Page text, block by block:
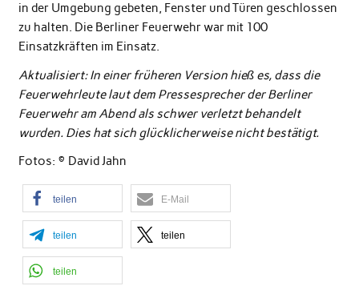
in der Umgebung gebeten, Fenster und Türen geschlossen
zu halten. Die Berliner Feuerwehr war mit 100
Einsatzkräften im Einsatz.
Aktualisiert: In einer früheren Version hieß es, dass die
Feuerwehrleute laut dem Pressesprecher der Berliner
Feuerwehr am Abend als schwer verletzt behandelt
wurden. Dies hat sich glücklicherweise nicht bestätigt.
Fotos: © David Jahn
teilen E-Mail
teilen teilen
teilen